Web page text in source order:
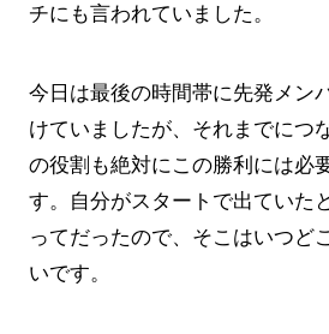
チにも言われていました。
今日は最後の時間帯に先発メン
けていましたが、それまでにつ
の役割も絶対にこの勝利には必
す。自分がスタートで出ていた
ってだったので、そこはいつど
いです。